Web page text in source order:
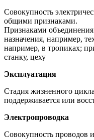
Совокупность
общими признаками.
Признаками объединения
назначения, например,
например, в тропиках;
станку, цеху
Эксплуатация
Стадия жизненного
поддерживается или
Электропроводка
Совокупность проводов